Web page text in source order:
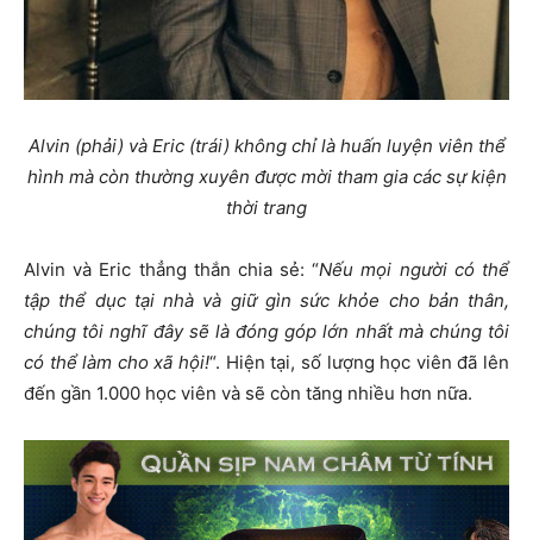
Alvin (phải) và Eric (trái) không chỉ là huấn luyện viên thể
hình mà còn thường xuyên được mời tham gia các sự kiện
thời trang
Alvin và Eric thẳng thắn chia sẻ: “Nếu mọi người có thể
tập thể dục tại nhà và giữ gìn sức khỏe cho bản thân,
chúng tôi nghĩ đây sẽ là đóng góp lớn nhất mà chúng tôi
có thể làm cho xã hội!“. Hiện tại, số lượng học viên đã lên
đến gần 1.000 học viên và sẽ còn tăng nhiều hơn nữa.